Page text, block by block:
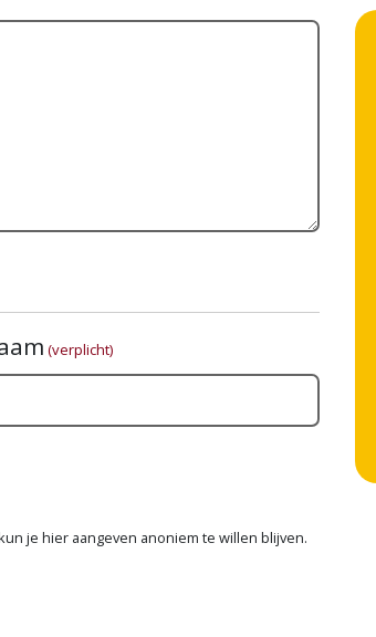
(verplicht)
je hier aangeven anoniem te willen blijven.